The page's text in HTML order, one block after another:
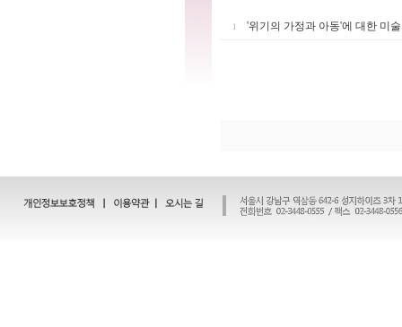
1 '위기의 가정과 아동'에 대한 미